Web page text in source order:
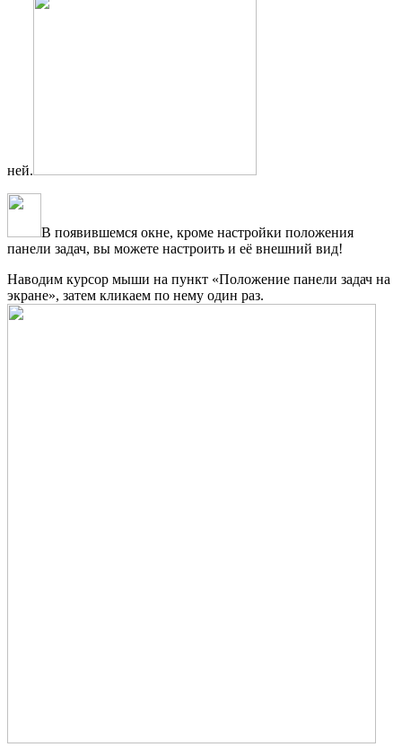
ней.
В появившемся окне, кроме настройки положения
панели задач, вы можете настроить и её внешний вид!
Наводим курсор мыши на пункт «Положение панели задач на
экране», затем кликаем по нему один раз.